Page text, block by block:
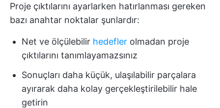
Proje çıktılarını ayarlarken hatırlanması gereken
bazı anahtar noktalar şunlardır:
Net ve ölçülebilir hedefler olmadan proje
çıktılarını tanımlayamazsınız
Sonuçları daha küçük, ulaşılabilir parçalara
ayırarak daha kolay gerçekleştirilebilir hale
getirin